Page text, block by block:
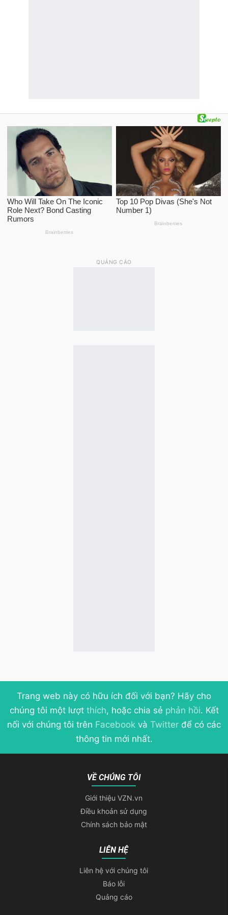
QUẢNG CÁO
Trang web này có hữu ích đối với bạn? Hãy cho
chúng tôi một lượt thích, hoặc chia sẻ phản hồi. Kết
nối với chúng tôi trên Facebook và Twitter để có các
thông tin mới nhất.
VỀ CHÚNG TÔI
Giới thiệu VZN.vn
Điều khoản sử dụng
Chính sách bảo mật
LIÊN HỆ
Liên hệ với chúng tôi
Báo lỗi
Quảng cáo